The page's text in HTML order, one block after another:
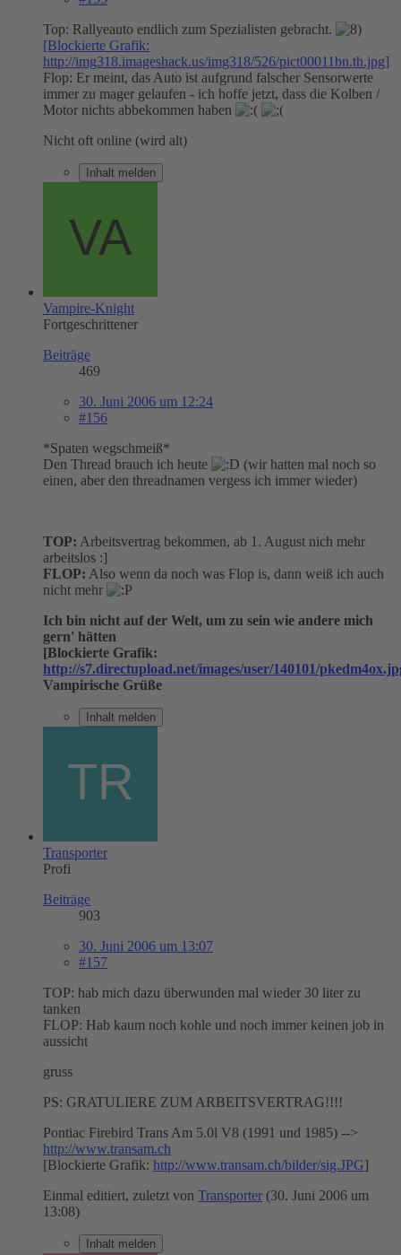
Top: Rallyeauto endlich zum Spezialisten gebracht.
[Blockierte Grafik:
http://img318.imageshack.us/img318/526/pict00011bn.th.jpg]
Flop: Er meint, das Auto ist aufgrund falscher Sensorwerte
immer zu mager gelaufen - ich hoffe jetzt, dass die Kolben /
Motor nichts abbekommen haben
Nicht oft online (wird alt)
Inhalt melden
Vampire-Knight
Fortgeschrittener
Beiträge
469
30. Juni 2006 um 12:24
#156
*Spaten wegschmeiß*
Den Thread brauch ich heute
(wir hatten mal noch so
einen, aber den threadnamen vergess ich immer wieder)
TOP: Arbeitsvertrag bekommen, ab 1. August nich mehr
arbeitslos :]
FLOP: Also wenn da noch was Flop is, dann weiß ich auch
nicht mehr
Ich bin nicht auf der Welt, um zu sein wie andere mich
gern' hätten
[Blockierte Grafik:
http://s7.directupload.net/images/user/140101/
Vampirische Grüße
Inhalt melden
Transporter
Profi
Beiträge
903
30. Juni 2006 um 13:07
#157
TOP: hab mich dazu überwunden mal wieder 30 liter zu
tanken
FLOP: Hab kaum noch kohle und noch immer keinen job in
aussicht
gruss
PS: GRATULIERE ZUM ARBEITSVERTRAG!!!!
Pontiac Firebird Trans Am 5.0l V8 (1991 und 1985) -->
http://www.transam.ch
[Blockierte Grafik: http://www.transam.ch/bilder/sig.JPG]
Einmal editiert, zuletzt von Transporter (30. Juni 2006 um
13:08)
Inhalt melden